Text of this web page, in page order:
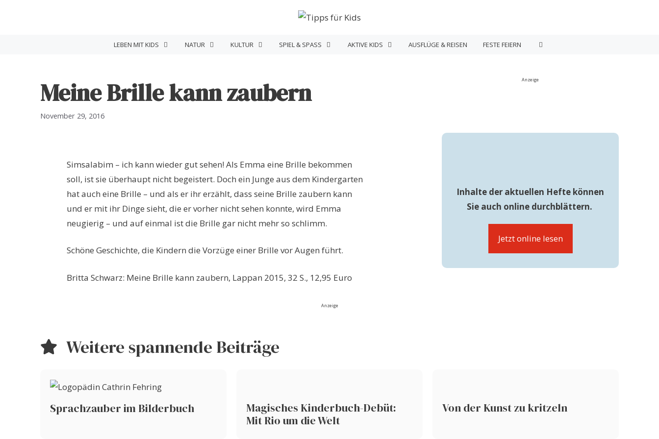
LEBEN MIT KIDS NATUR KULTUR SPIEL & SPASS AKTIVE KIDS AUSFLÜGE & REISEN FESTE FEIERN
Meine Brille kann zaubern
November 29, 2016
Simsalabim – ich kann wieder gut sehen! Als Emma eine Brille bekommen
soll, ist sie überhaupt nicht begeistert. Doch ein Junge aus dem Kindergarten
hat auch eine Brille – und als er ihr erzählt, dass seine Brille zaubern kann
und er mit ihr Dinge sieht, die er vorher nicht sehen konnte, wird Emma
neugierig – und auf einmal ist die Brille gar nicht mehr so schlimm.
Schöne Geschichte, die Kindern die Vorzüge einer Brille vor Augen führt.
Britta Schwarz: Meine Brille kann zaubern, Lappan 2015, 32 S., 12,95 Euro
Anzeige
Inhalte der aktuellen Hefte können
Sie auch online durchblättern.
Jetzt online lesen
Anzeige
Weitere spannende Beiträge
Sprachzauber im Bilderbuch
Magisches Kinderbuch-Debüt:
Mit Rio um die Welt
Von der Kunst zu kritzeln